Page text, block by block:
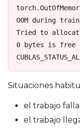
OOM during
Tried to
0 bytes is free
Situaciones
el trabajo falla
el trabajo